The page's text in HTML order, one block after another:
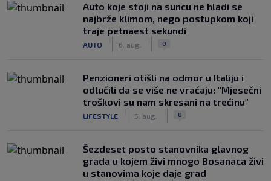
Auto koje stoji na suncu ne hladi se
najbrže klimom, nego postupkom koji
traje petnaest sekundi
AUTO 6. aug. 0
Penzioneri otišli na odmor u Italiju i
odlučili da se više ne vraćaju: "Mjesečni
troškovi su nam skresani na trećinu"
LIFESTYLE 5. aug. 0
Šezdeset posto stanovnika glavnog
grada u kojem živi mnogo Bosanaca živi
u stanovima koje daje grad